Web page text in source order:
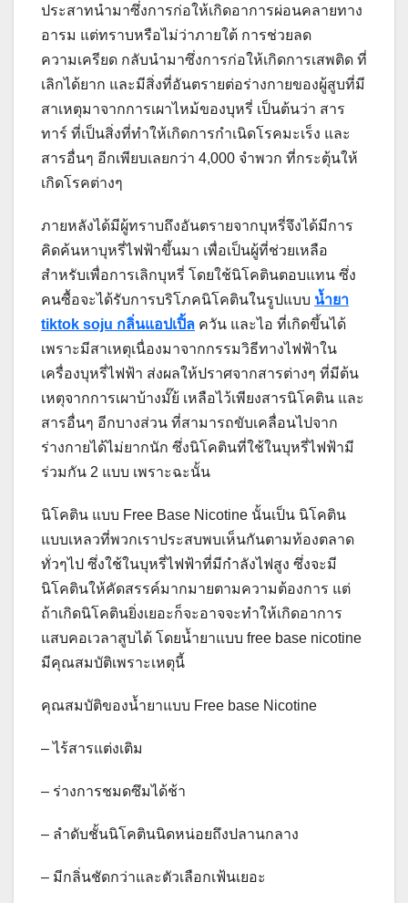
ประสาทนำมาซึ่งการก่อให้เกิดอาการผ่อนคลายทาง
อารม แต่ทราบหรือไม่ว่าภายใต้ การช่วยลด
ความเครียด กลับนำมาซึ่งการก่อให้เกิดการเสพติด ที่
เลิกได้ยาก และมีสิ่งที่อันตรายต่อร่างกายของผู้สูบที่มี
สาเหตุมาจากการเผาไหม้ของบุหรี่ เป็นต้นว่า สาร
ทาร์ ที่เป็นสิ่งที่ทำให้เกิดการกำเนิดโรคมะเร็ง และ
สารอื่นๆ อีกเพียบเลยกว่า 4,000 จำพวก ที่กระตุ้นให้
เกิดโรคต่างๆ
ภายหลังได้มีผู้ทราบถึงอันตรายจากบุหรี่จึงได้มีการ
คิดค้นหาบุหรี่ไฟฟ้าขึ้นมา เพื่อเป็นผู้ที่ช่วยเหลือ
สำหรับเพื่อการเลิกบุหรี่ โดยใช้นิโคตินตอบแทน ซึ่ง
คนซื้อจะได้รับการบริโภคนิโคตินในรูปแบบ น้ำยา
tiktok soju กลิ่นแอปเปิ้ล ควัน และไอ ที่เกิดขึ้นได้
เพราะมีสาเหตุเนื่องมาจากกรรมวิธีทางไฟฟ้าใน
เครื่องบุหรี่ไฟฟ้า ส่งผลให้ปราศจากสารต่างๆ ที่มีต้น
เหตุจากการเผาบ้างมั๊ย้ เหลือไว้เพียงสารนิโคติน และ
สารอื่นๆ อีกบางส่วน ที่สามารถขับเคลื่อนไปจาก
ร่างกายได้ไม่ยากนัก ซึ่งนิโคตินที่ใช้ในบุหรี่ไฟฟ้ามี
ร่วมกัน 2 แบบ เพราะฉะนั้น
นิโคติน แบบ Free Base Nicotine นั้นเป็น นิโคติน
แบบเหลวที่พวกเราประสบพบเห็นกันตามท้องตลาด
ทั่วๆไป ซึ่งใช้ในบุหรี่ไฟฟ้าที่มีกำลังไฟสูง ซึ่งจะมี
นิโคตินให้คัดสรรค์มากมายตามความต้องการ แต่
ถ้าเกิดนิโคตินยิ่งเยอะก็จะอาจจะทำให้เกิดอาการ
แสบคอเวลาสูบได้ โดยน้ำยาแบบ free base nicotine
มีคุณสมบัติเพราะเหตุนี้
คุณสมบัติของน้ำยาแบบ Free base Nicotine
– ไร้สารแต่งเติม
– ร่างการชมดซึมได้ช้า
– ลำดับชั้นนิโคตินนิดหน่อยถึงปลานกลาง
– มีกลิ่นชัดกว่าและตัวเลือกเฟ้นเยอะ